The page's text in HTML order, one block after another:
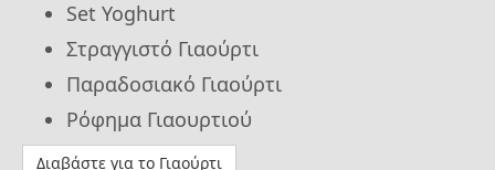
Set Yoghurt
Στραγγιστό Γιαούρτι
Παραδοσιακό Γιαούρτι
Ρόφημα Γιαουρτιού
Διαβάστε για το Γιαούρτι